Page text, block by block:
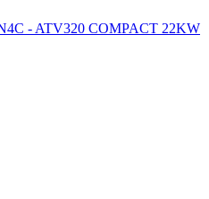
- ATV320 COMPACT 22KW